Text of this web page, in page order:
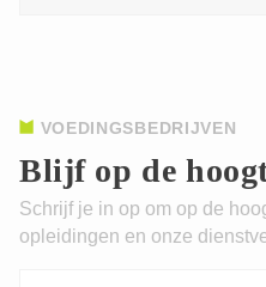
Blijf op de
VOEDINGSBEDRIJVEN
Schrijf je in op om op de
opleidingen en onze